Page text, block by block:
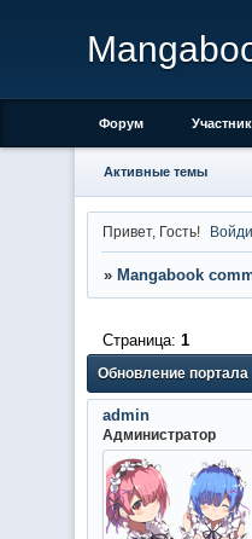
Форум
Активные темы
Привет, Гость!
» Mangabook
Обновление портала
Страница: 1
admin
Администратор